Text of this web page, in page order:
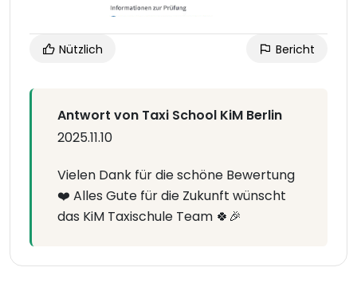
Nützlich Bericht
Antwort von Taxi School KiM Berlin
2025.11.10
Vielen Dank für die schöne Bewertung
❤️ Alles Gute für die Zukunft wünscht
das KiM Taxischule Team 🍀🎉